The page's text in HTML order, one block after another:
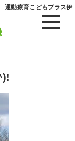
運動療育こどもプラス伊